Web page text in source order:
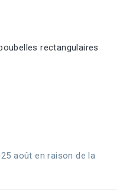
rectangulaires
août en raison de la